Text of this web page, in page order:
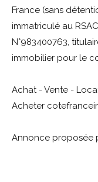
France (sans
immatriculé au
N°983400763,
immobilier pour le
Achat - Vente -
Acheter
Annonce proposée